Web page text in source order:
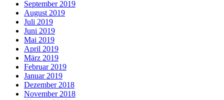
September 2019
August 2019
Juli 2019
Juni 2019
Mai 2019
April 2019
März 2019
Februar 2019
Januar 2019
Dezember 2018
November 2018